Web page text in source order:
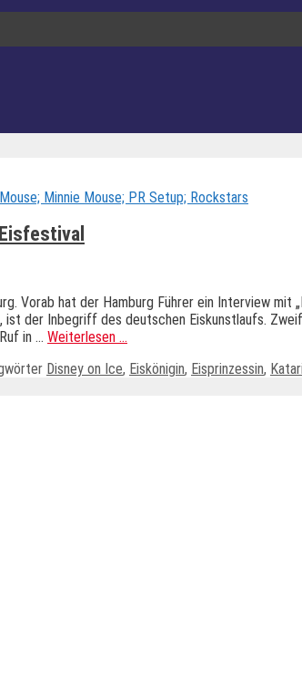
Vorab hat der Hamburg Führer ein Interview
der Inbegriff des deutschen Eiskunstlaufs.
in … Weiterlesen …
Disney on Ice, Eiskönigin, Eisprinzessin,